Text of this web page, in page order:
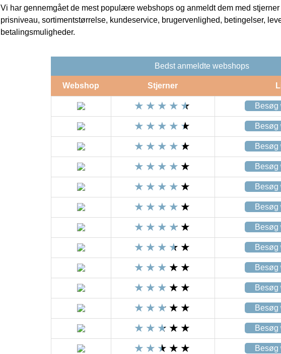
Vi har gennemgået de mest populære webshops og anmeldt dem med
prisniveau, sortimentstørrelse, kundeservice, brugervenlighed, betingelser,
betalingsmuligheder.
Bedst anmeldte webshops
Webshop Stjerner
Besøg
Besøg
Besøg
Besøg
Besøg
Besøg
Besøg
Besøg
Besøg
Besøg
Besøg
Besøg
Besøg